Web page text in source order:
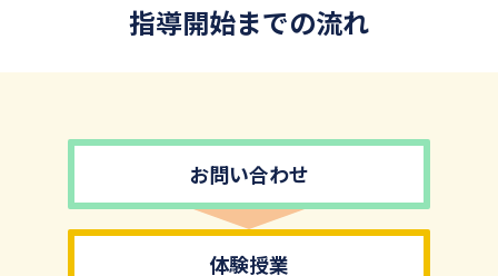
指導開始までの流れ
お問い合わせ
体験授業